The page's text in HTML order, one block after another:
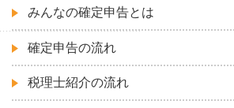
みんなの確定申告とは
確定申告の流れ
税理士紹介の流れ